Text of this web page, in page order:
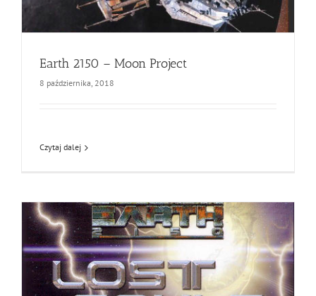
Earth 2150 – Moon Project
8 października, 2018
Czytaj dalej